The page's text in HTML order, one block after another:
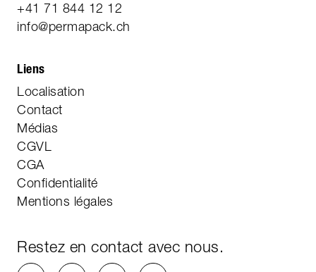
+41 71 844 12 12
info@permapack.ch
Liens
Localisation
Contact
Médias
CGVL
CGA
Confidentialité
Mentions légales
Restez en contact avec nous.